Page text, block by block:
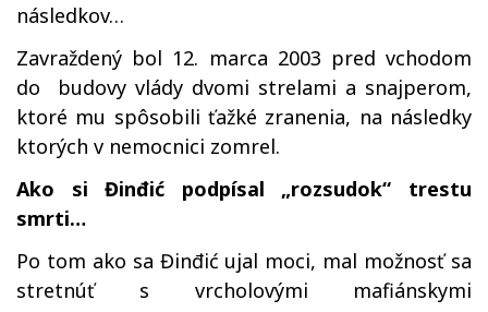
následkov…
Zavraždený bol 12. marca 2003 pred vchodom
do budovy vlády dvomi strelami a snajperom,
ktoré mu spôsobili ťažké zranenia, na následky
ktorých v nemocnici zomrel.
Ako siĐinđić podpísal „rozsudok“ trestu
smrti…
Po tom ako sa Đinđić ujal moci, mal možnosť sa
stretnúť s vrcholovými mafiánskymi